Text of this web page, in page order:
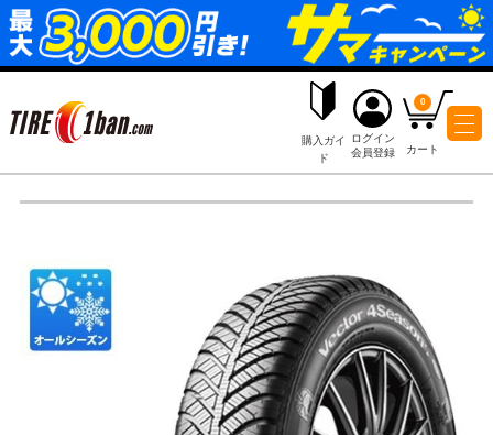
購入ガイ
ド
ログイン